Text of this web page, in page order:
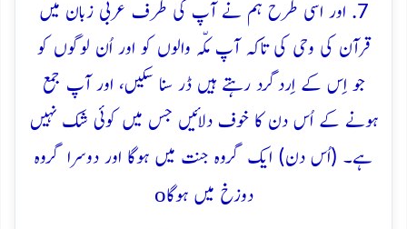
7. اور اسی طرح ہم نے آپ کی طرف عربی زبان میں
قرآن کی وحی کی تاکہ آپ مکّہ والوں کو اور اُن لوگوں کو
جو اِس کے اِردگرد رہتے ہیں ڈر سنا سکیں، اور آپ جمع
ہونے کے اُس دن کا خوف دلائیں جس میں کوئی شک نہیں
ہے۔ (اُس دن) ایک گروہ جنت میں ہوگا اور دوسرا گروہ
دوزخ میں ہوگاo